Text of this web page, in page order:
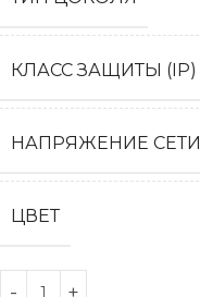
КЛАСС ЗАЩИТЫ (IP)
НАПРЯЖЕНИЕ СЕТИ
ЦВЕТ